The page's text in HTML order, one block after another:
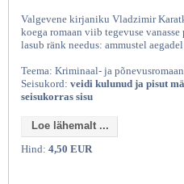
Valgevene kirjaniku Vladzimir
koega romaan viib tegevuse
lasub ränk needus: ammustel
Teema: Kriminaal- ja
Seisukord: veidi kulunud ja pisut
seisukorras sisu
Loe lähemalt ...
Hind: 4,50 EUR